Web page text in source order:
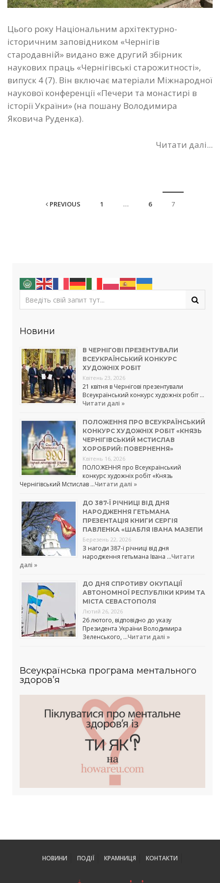
Цього року Національним архітектурно-
історичним заповідником «Чернігів
стародавній» видано вже другий збірник
наукових праць «Чернігівські старожитності»,
випуск 4 (7). Він включає матеріали Міжнародної
наукової конференції «Печери та монастирі в
історії України» (на пошану Володимира
Яковича Руденка).
Читати далі...
PREVIOUS 1 … 6 7
Новини
В ЧЕРНІГОВІ ПРЕЗЕНТУВАЛИ
ВСЕУКРАЇНСЬКИЙ КОНКУРС
ХУДОЖНІХ РОБІТ
Квітень 23, 2026
21 квітня в Чернігові презентували
Всеукраїнський конкурс художніх робіт …
Читати далі »
ПОЛОЖЕННЯ ПРО ВСЕУКРАЇНСЬКИЙ
КОНКУРС ХУДОЖНІХ РОБІТ «КНЯЗЬ
ЧЕРНІГІВСЬКИЙ МСТИСЛАВ
ХОРОБРИЙ: ПОВЕРНЕННЯ»
Квітень 16, 2026
ПОЛОЖЕННЯ про Всеукраїнський
конкурс художніх робіт «Князь
Чернігівський Мстислав …Читати далі »
ДО 387-Ї РІЧНИЦІ ВІД ДНЯ
НАРОДЖЕННЯ ГЕТЬМАНА
ПРЕЗЕНТАЦІЯ КНИГИ СЕРГІЯ
ПАВЛЕНКА «ШАБЛЯ ІВАНА МАЗЕПИ
Березень 22, 2026
З нагоди 387-ї річниці від дня
народження гетьмана Івана …Читати
далі »
ДО ДНЯ СПРОТИВУ ОКУПАЦІЇ
АВТОНОМНОЇ РЕСПУБЛІКИ КРИМ ТА
МІСТА СЕВАСТОПОЛЯ
Лютий 26, 2026
26 лютого, відповідно до указу
Президента України Володимира
Зеленського, …Читати далі »
Всеукраїнська програма ментального
здоров’я
НОВИНИ ПОДІЇ КРАМНИЦЯ КОНТАКТИ